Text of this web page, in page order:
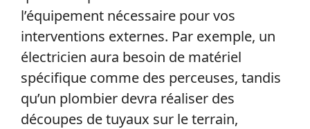
l’équipement nécessaire pour vos
interventions externes. Par exemple, un
électricien aura besoin de matériel
spécifique comme des perceuses, tandis
qu’un plombier devra réaliser des
découpes de tuyaux sur le terrain,